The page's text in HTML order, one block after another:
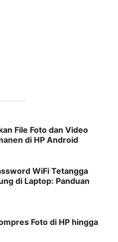
File Foto dan Video
di HP Android
WiFi Tetangga
di Laptop: Panduan
Foto di HP hingga